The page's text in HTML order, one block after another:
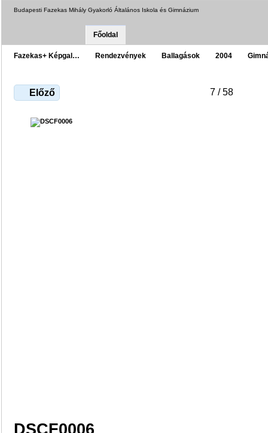
Budapesti Fazekas Mihály Gyakorló Általános Iskola és Gimnázium
Főoldal
Fazekas+ Képgal… Rendezvények Ballagások 2004
Előző 7 / 58
DSCF0006